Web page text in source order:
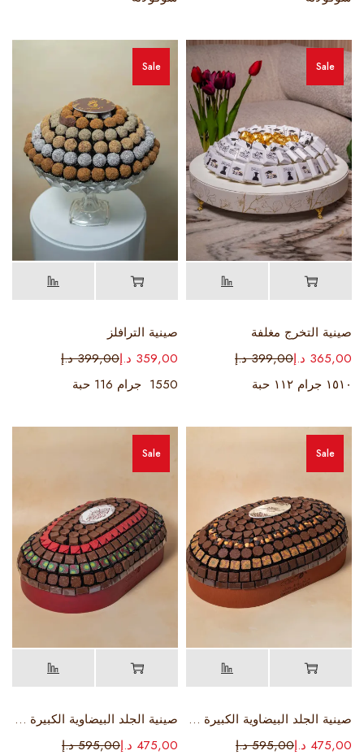
Sale
صينية التخرج مغلفة
399,00 د.إ 365,00 د.إ
١٥١٠ جرام ١١٢ حبة
Sale
صينية الترافلز
399,00 د.إ 359,00 د.إ
1550 جرام 116 حبة
Sale
صينية الجلد البيضاوية الكبيرة ( اللون بني )
595,00 د.إ 475,00 د.إ
Sale
صينية الجلد البيضاوية الكبيرة ( اللون ماروني )
595,00 د.إ 475,00 د.إ